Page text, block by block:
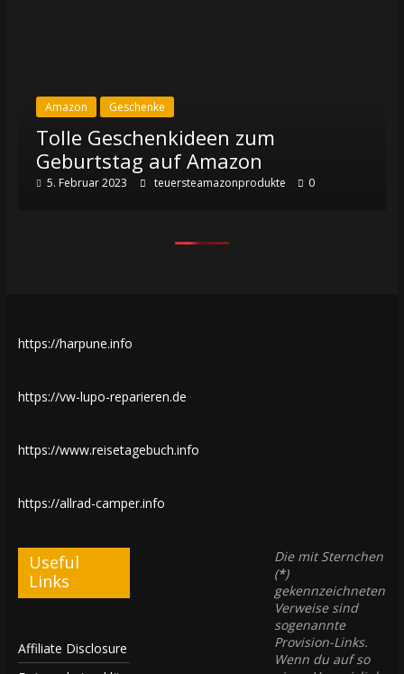
Amazon Geschenke
Tolle Geschenkideen zum
Geburtstag auf Amazon
5. Februar 2023 teuersteamazonprodukte 0
https://harpune.info
https://vw-lupo-reparieren.de
https://www.reisetagebuch.info
https://allrad-camper.info
Useful
Links
Affiliate Disclosure
Die mit Sternchen
(*)
gekennzeichneten
Verweise sind
sogenannte
Provision-Links.
Wenn du auf so